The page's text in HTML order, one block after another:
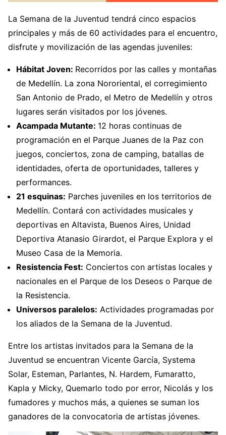
La Semana de la Juventud tendrá cinco espacios
principales y más de 60 actividades para el encuentro,
disfrute y movilización de las agendas juveniles:
Hábitat Joven: Recorridos por las calles y montañas
de Medellín. La zona Nororiental, el corregimiento
San Antonio de Prado, el Metro de Medellín y otros
lugares serán visitados por los jóvenes.
Acampada Mutante: 12 horas continuas de
programación en el Parque Juanes de la Paz con
juegos, conciertos, zona de camping, batallas de
identidades, oferta de oportunidades, talleres y
performances.
21 esquinas: Parches juveniles en los territorios de
Medellín. Contará con actividades musicales y
deportivas en Altavista, Buenos Aires, Unidad
Deportiva Atanasio Girardot, el Parque Explora y el
Museo Casa de la Memoria.
Resistencia Fest: Conciertos con artistas locales y
nacionales en el Parque de los Deseos o Parque de
la Resistencia.
Universos paralelos: Actividades programadas por
los aliados de la Semana de la Juventud.
Entre los artistas invitados para la Semana de la
Juventud se encuentran Vicente García, Systema
Solar, Esteman, Parlantes, N. Hardem, Fumaratto,
Kapla y Micky, Quemarlo todo por error, Nicolás y los
fumadores y muchos más, a quienes se suman los
ganadores de la convocatoria de artistas jóvenes.